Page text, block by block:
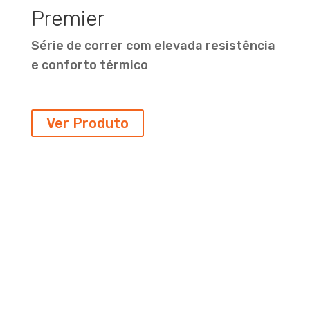
Premier
Série de correr com elevada resistência
e conforto térmico
Ver Produto